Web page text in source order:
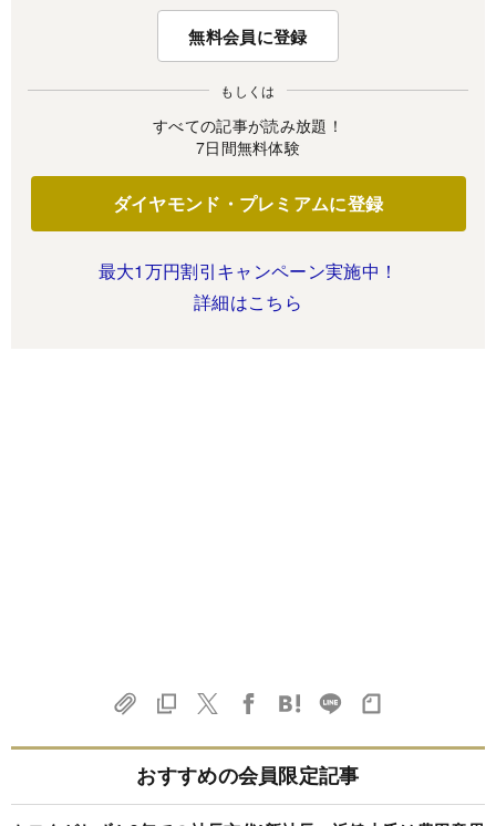
無料会員に登録
もしくは
すべての記事が読み放題！
7日間無料体験
ダイヤモンド・プレミアムに登録
最大1万円割引キャンペーン実施中！
詳細はこちら
おすすめの会員限定記事